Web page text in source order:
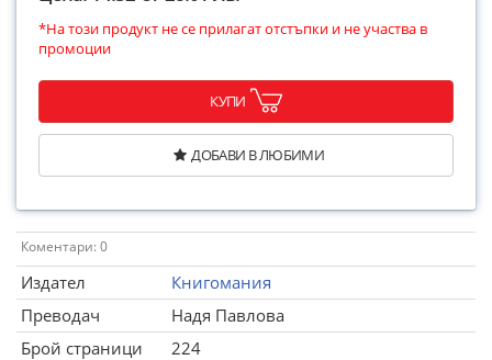
*На този продукт не се прилагат отстъпки и не участва в
промоции
КУПИ
ДОБАВИ В ЛЮБИМИ
Коментари: 0
Издател
Книгомания
Преводач
Надя Павлова
Брой страници
224